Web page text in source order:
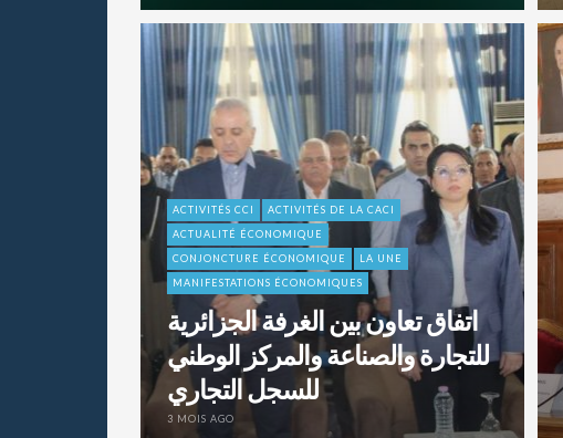
ACTIVITÉS CCI
ACTIVITÉS DE LA CACI
ACTUALITÉ ÉCONOMIQUE
CONJONCTURE ÉCONOMIQUE
LA UNE
MANIFESTATIONS ÉCONOMIQUES
اتفاق تعاون بين الغرفة الجزائرية
للتجارة والصناعة والمركز الوطني
للسجل التجاري
3 MOIS AGO